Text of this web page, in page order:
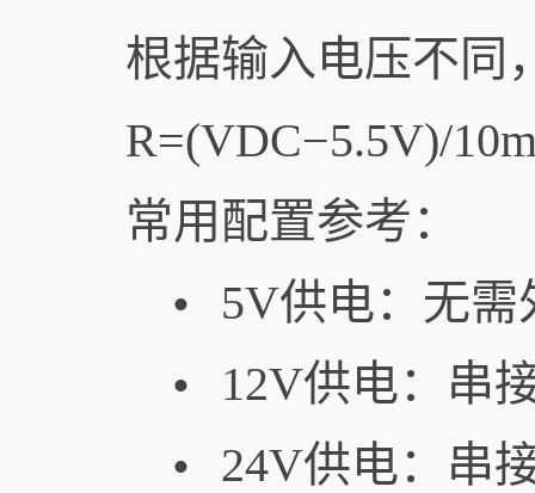
根据输入电压不同
R=(VDC​−5.5V​)/
常用配置参考：
• 5V供电：无需
• 12V供电：串
• 24V供电：串